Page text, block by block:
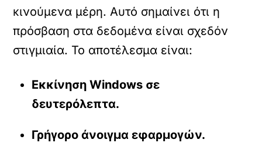
κινούμενα μέρη. Αυτό σημαίνει ότι η
πρόσβαση στα δεδομένα είναι σχεδόν
στιγμιαία. Το αποτέλεσμα είναι:
Εκκίνηση Windows σε
δευτερόλεπτα.
Γρήγορο άνοιγμα εφαρμογών.